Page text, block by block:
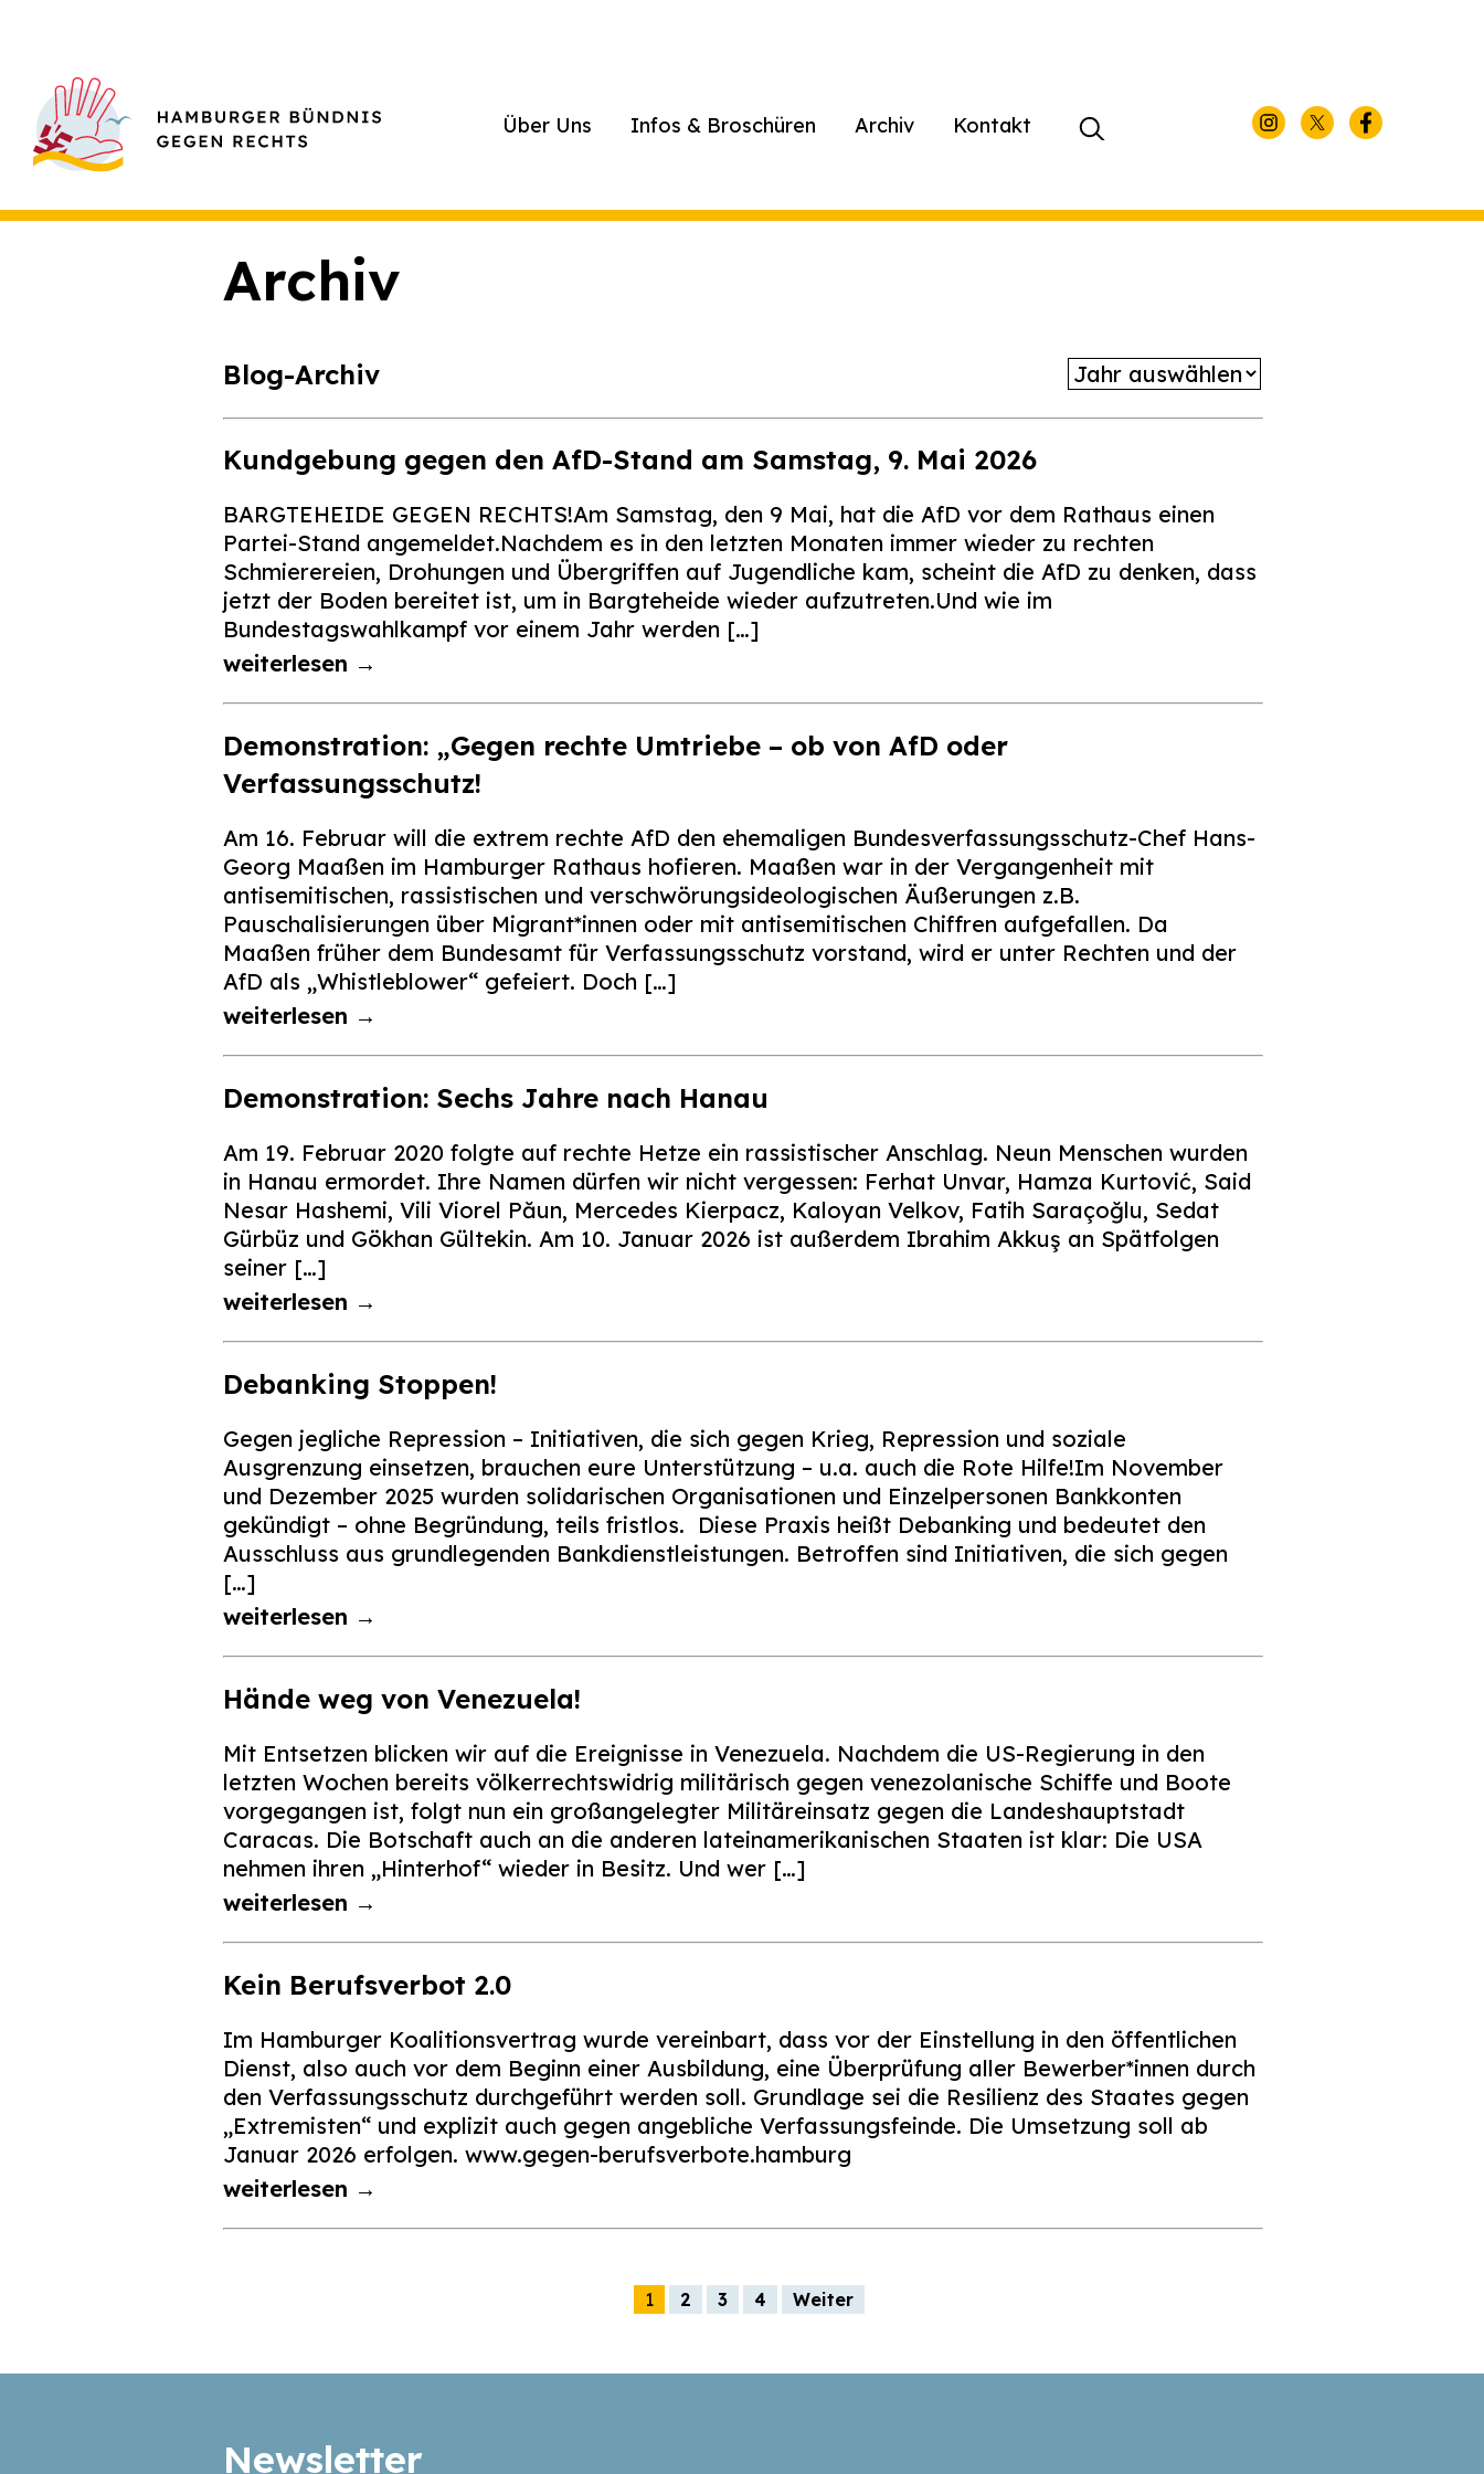
Über Uns Infos & Broschüren Archiv KontaktSuchen
Archiv
Blog-Archiv
Kundgebung gegen den AfD-Stand am Samstag, 9. Mai 2026
BARGTEHEIDE GEGEN RECHTS!Am Samstag, den 9 Mai, hat die AfD vor dem Rathaus einen
Partei-Stand angemeldet.Nachdem es in den letzten Monaten immer wieder zu rechten
Schmierereien, Drohungen und Übergriffen auf Jugendliche kam, scheint die AfD zu denken, dass
jetzt der Boden bereitet ist, um in Bargteheide wieder aufzutreten.Und wie im
Bundestagswahlkampf vor einem Jahr werden […]
weiterlesen →
Demonstration: „Gegen rechte Umtriebe – ob von AfD oder
Verfassungsschutz!
Am 16. Februar will die extrem rechte AfD den ehemaligen Bundesverfassungsschutz-Chef Hans-
Georg Maaßen im Hamburger Rathaus hofieren. Maaßen war in der Vergangenheit mit
antisemitischen, rassistischen und verschwörungsideologischen Äußerungen z.B.
Pauschalisierungen über Migrant*innen oder mit antisemitischen Chiffren aufgefallen. Da
Maaßen früher dem Bundesamt für Verfassungsschutz vorstand, wird er unter Rechten und der
AfD als „Whistleblower“ gefeiert. Doch […]
weiterlesen →
Demonstration: Sechs Jahre nach Hanau
Am 19. Februar 2020 folgte auf rechte Hetze ein rassistischer Anschlag. Neun Menschen wurden
in Hanau ermordet. Ihre Namen dürfen wir nicht vergessen: Ferhat Unvar, Hamza Kurtović, Said
Nesar Hashemi, Vili Viorel Păun, Mercedes Kierpacz, Kaloyan Velkov, Fatih Saraçoğlu, Sedat
Gürbüz und Gökhan Gültekin. Am 10. Januar 2026 ist außerdem Ibrahim Akkuş an Spätfolgen
seiner […]
weiterlesen →
Debanking Stoppen!
Gegen jegliche Repression – Initiativen, die sich gegen Krieg, Repression und soziale
Ausgrenzung einsetzen, brauchen eure Unterstützung – u.a. auch die Rote Hilfe!Im November
und Dezember 2025 wurden solidarischen Organisationen und Einzelpersonen Bankkonten
gekündigt – ohne Begründung, teils fristlos. Diese Praxis heißt Debanking und bedeutet den
Ausschluss aus grundlegenden Bankdienstleistungen. Betroffen sind Initiativen, die sich gegen
[…]
weiterlesen →
Hände weg von Venezuela!
Mit Entsetzen blicken wir auf die Ereignisse in Venezuela. Nachdem die US-Regierung in den
letzten Wochen bereits völkerrechtswidrig militärisch gegen venezolanische Schiffe und Boote
vorgegangen ist, folgt nun ein großangelegter Militäreinsatz gegen die Landeshauptstadt
Caracas. Die Botschaft auch an die anderen lateinamerikanischen Staaten ist klar: Die USA
nehmen ihren „Hinterhof“ wieder in Besitz. Und wer […]
weiterlesen →
Kein Berufsverbot 2.0
Im Hamburger Koalitionsvertrag wurde vereinbart, dass vor der Einstellung in den öffentlichen
Dienst, also auch vor dem Beginn einer Ausbildung, eine Überprüfung aller Bewerber*innen durch
den Verfassungsschutz durchgeführt werden soll. Grundlage sei die Resilienz des Staates gegen
„Extremisten“ und explizit auch gegen angebliche Verfassungsfeinde. Die Umsetzung soll ab
Januar 2026 erfolgen. www.gegen-berufsverbote.hamburg
weiterlesen →
1 2 3 4 Weiter
Newsletter